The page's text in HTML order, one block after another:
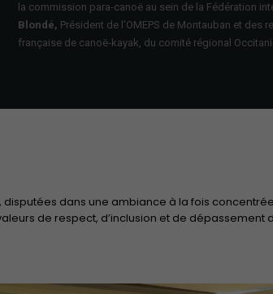
la commission para-canoë au sein de la Fédération
Blondé, Président de l’OMEPS de Montauban et des
française de canoë-kayak, du comité régional
dans une ambiance à la fois
de respect, d’inclusion et de dépassement